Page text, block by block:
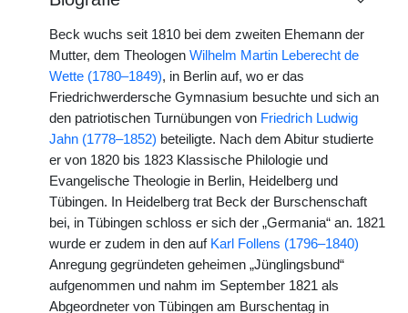
Beck wuchs seit 1810 bei dem zweiten Ehemann der
Mutter, dem Theologen Wilhelm Martin Leberecht de
Wette (1780–1849), in Berlin auf, wo er das
Friedrichwerdersche Gymnasium besuchte und sich an
den patriotischen Turnübungen von Friedrich Ludwig
Jahn (1778–1852) beteiligte. Nach dem Abitur studierte
er von 1820 bis 1823 Klassische Philologie und
Evangelische Theologie in Berlin, Heidelberg und
Tübingen. In Heidelberg trat Beck der Burschenschaft
bei, in Tübingen schloss er sich der „Germania“ an. 1821
wurde er zudem in den auf Karl Follens (1796–1840)
Anregung gegründeten geheimen „Jünglingsbund“
aufgenommen und nahm im September 1821 als
Abgeordneter von Tübingen am Burschentag in